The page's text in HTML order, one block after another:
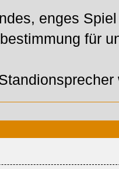
enges
für